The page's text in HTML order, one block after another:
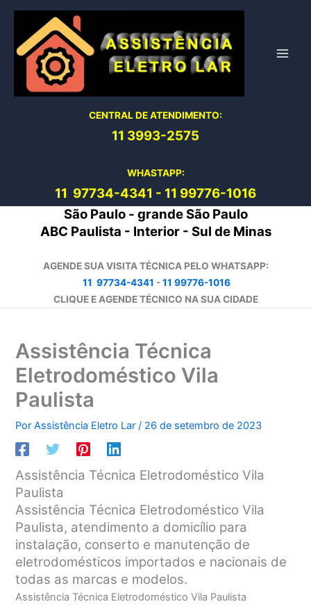
conteúdo
CENTRAL DE ATENDIMENTO:
11 3993-2575
WHASTAPP:
11 97734-4341 - 11 99776-1016
São Paulo - grande São Paulo
ABC Paulista - Interior - Sul de Minas
AGENDE SUA VISITA TÉCNICA PELO WHATSAPP:
11 97734-4341 -11 99776-1016
CLIQUE E AGENDE TÉCNICO NA SUA CIDADE
Assistência Técnica
Eletrodoméstico Vila
Paulista
PorAssistência Eletro Lar/ 26 de setembro de 2023
Assistência Técnica Eletrodoméstico Vila
Paulista
Assistência Técnica Eletrodoméstico Vila
Paulista, atendimento a domicílio para
instalação, conserto e manutenção de
eletrodomésticos importados e nacionais de
todas as marcas e modelos.
Assistência Técnica Eletrodoméstico Vila Paulista